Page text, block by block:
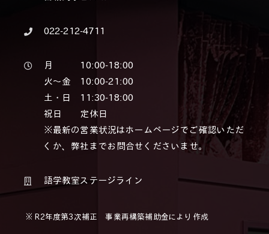
022-212-4711
月 10:00-18:00
火～金 10:00-21:00
土・日 11:30-18:00
祝日 定休日
※最新の営業状況はホームページでご確認いただ
くか、弊社までお問合せくださいませ。
語学教室ステージライン
※ R2年度第3次補正 事業再構築補助金により作成